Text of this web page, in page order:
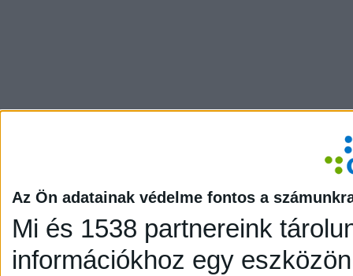
Az Ön adatainak védelme fontos a
Mi és 1538 partnereink
információkhoz egy